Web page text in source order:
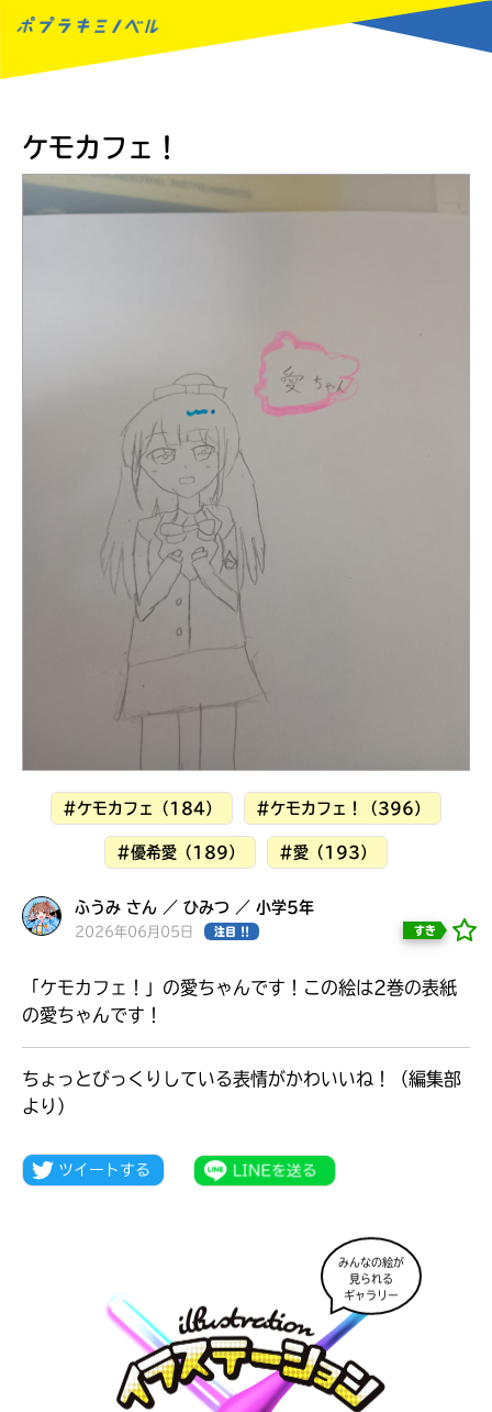
みんなとおしゃべり
大人気
シリーズに
出会える
ケモカフェ！
#ケモカフェ（184） #ケモカフェ！（396）
#優希愛（189） #愛（193）
ふうみ さん ／ ひみつ ／ 小学5年
2026年06月05日 注目 !! すき
「ケモカフェ！」の愛ちゃんです！この絵は2巻の表紙
の愛ちゃんです！
ちょっとびっくりしている表情がかわいいね！（編集部
より）
みんなの絵が
見られる
ギャラリー